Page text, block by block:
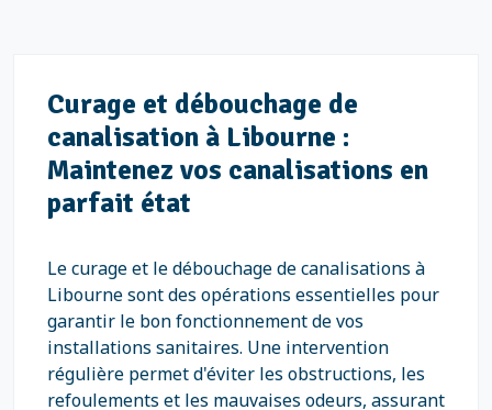
Curage et débouchage de
canalisation à Libourne :
Maintenez vos canalisations en
parfait état
Le curage et le débouchage de canalisations à
Libourne sont des opérations essentielles pour
garantir le bon fonctionnement de vos
installations sanitaires. Une intervention
régulière permet d'éviter les obstructions, les
refoulements et les mauvaises odeurs, assurant